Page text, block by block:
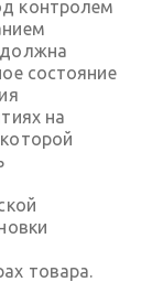
контролем
состояние
на
товара.